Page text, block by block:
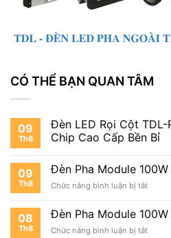
CÓ THỂ BẠN QUAN TÂM
09
Th8
Đèn LED Rọi Cột
Chip Cao Cấp Bền Bỉ
09
Th8
Đèn Pha Module
Chức năng bình luận bị tắtở
Pha
100W
08
Th8
Đèn Pha Module
Chức năng bình luận bị tắtở